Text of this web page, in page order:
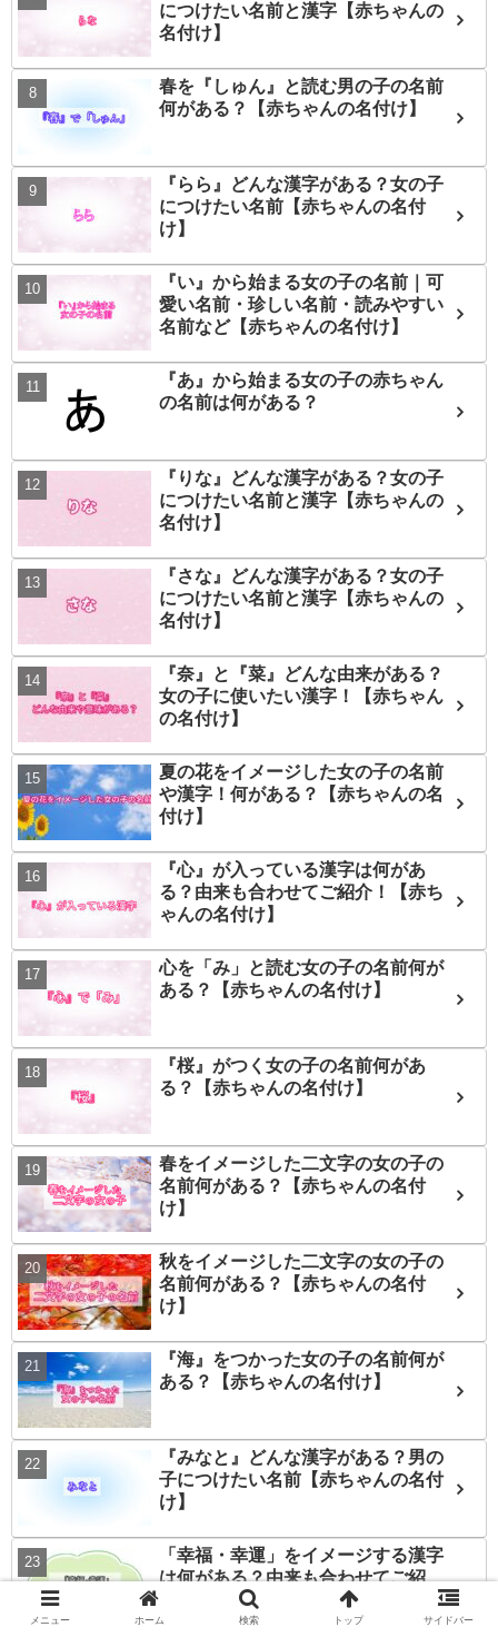
につけたい名前と漢字【赤ちゃんの
名付け】
春を『しゅん』と読む男の子の名前
何がある？【赤ちゃんの名付け】
『らら』どんな漢字がある？女の子
につけたい名前【赤ちゃんの名付
け】
『い』から始まる女の子の名前｜可
愛い名前・珍しい名前・読みやすい
名前など【赤ちゃんの名付け】
『あ』から始まる女の子の赤ちゃん
の名前は何がある？
『りな』どんな漢字がある？女の子
につけたい名前と漢字【赤ちゃんの
名付け】
『さな』どんな漢字がある？女の子
につけたい名前と漢字【赤ちゃんの
名付け】
『奈』と『菜』どんな由来がある？
女の子に使いたい漢字！【赤ちゃん
の名付け】
夏の花をイメージした女の子の名前
や漢字！何がある？【赤ちゃんの名
付け】
『心』が入っている漢字は何があ
る？由来も合わせてご紹介！【赤ち
ゃんの名付け】
心を「み」と読む女の子の名前何が
ある？【赤ちゃんの名付け】
『桜』がつく女の子の名前何があ
る？【赤ちゃんの名付け】
春をイメージした二文字の女の子の
名前何がある？【赤ちゃんの名付
け】
秋をイメージした二文字の女の子の
名前何がある？【赤ちゃんの名付
け】
『海』をつかった女の子の名前何が
ある？【赤ちゃんの名付け】
『みなと』どんな漢字がある？男の
子につけたい名前【赤ちゃんの名付
け】
「幸福・幸運」をイメージする漢字
は何がある？由来も合わせてご紹
介！【赤ちゃんの名付け】
メニュー ホーム 検索 トップ サイドバー